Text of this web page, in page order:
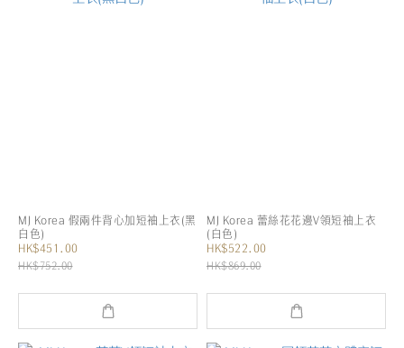
MJ Korea 假兩件背心加短袖上衣(黑
白色)
HK$451.00
HK$752.00
MJ Korea 蕾絲花花邊V領短袖上衣
(白色)
HK$522.00
HK$869.00